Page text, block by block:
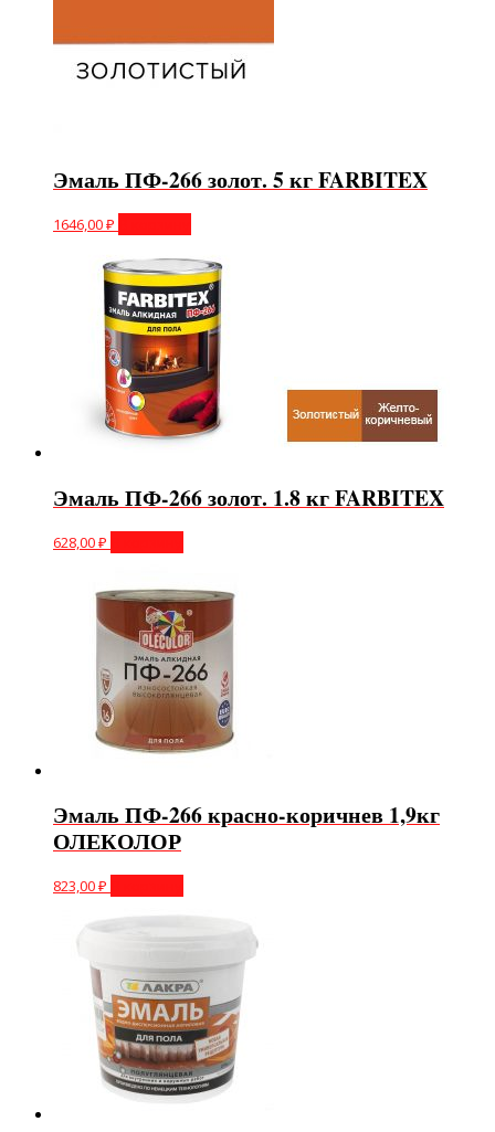
Эмаль ПФ-266 золот. 5 кг FARBITEX
1646,00₽
Эмаль ПФ-266 золот. 1.8 кг FARBITEX
628,00₽
Эмаль ПФ-266 красно-коричнев 1,9кг
ОЛЕКОЛОР
823,00₽